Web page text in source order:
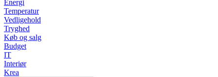
Energi
Temperatur
Vedligehold
Tryghed
Køb og salg
Budget
IT
Interiør
Krea